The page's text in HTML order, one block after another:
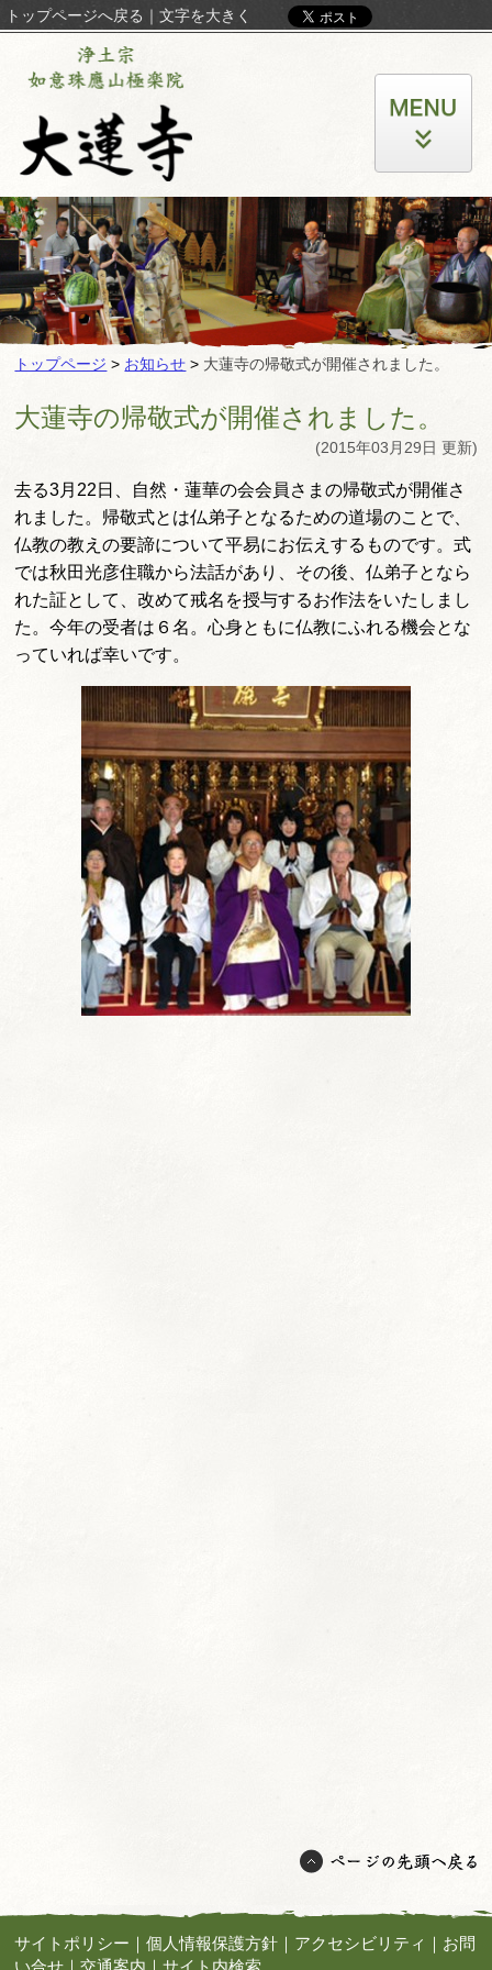
トップページへ戻る ｜ 文字を大きく
トップページ > お知らせ > 大蓮寺の帰敬式が開催されました。
大蓮寺の帰敬式が開催されました。
(2015年03月29日 更新)
去る3月22日、自然・蓮華の会会員さまの帰敬式が開催さ
れました。帰敬式とは仏弟子となるための道場のことで、
仏教の教えの要諦について平易にお伝えするものです。式
では秋田光彦住職から法話があり、その後、仏弟子となら
れた証として、改めて戒名を授与するお作法をいたしまし
た。今年の受者は６名。心身ともに仏教にふれる機会とな
っていれば幸いです。
サイトポリシー ｜個人情報保護方針 ｜ アクセシビリティ ｜ お問
い合せ ｜交通案内 ｜サイト内検索